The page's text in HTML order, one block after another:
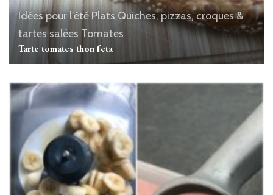
Idées pour l'étéPlats Quiches, pizzas, croques &
tartes salées Tomates
Tarte tomates thon feta